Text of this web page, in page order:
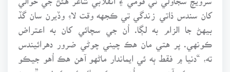
کان سندس ذاتي زندگي تي ڪجهه وقت لاءِ وڏيرن سان گڏ
بيهڻ جا الزام به لڳا. اُن جي سچائي کان به اعتراض
ڪونهي. پر هتي مان هڪ چيني چوڻي ضرور دهرائيندس
ته، “دنيا ۾ فقط ٻه ئي ايماندار ماڻهو آهن هڪ اُهو جيڪو
مري چڪو آهي ۽ ٻيو اُهو جيڪو ڄائو ئي ڪونهي.” مون